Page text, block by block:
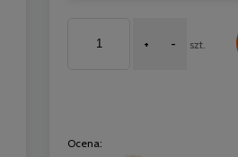
+ - szt.
Ocena: